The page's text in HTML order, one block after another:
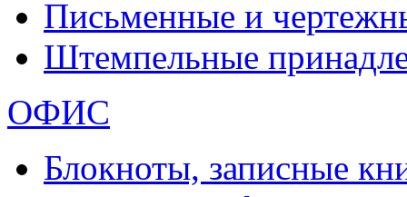
Письменные и
Штемпельные
ОФИС
Блокноты, записные